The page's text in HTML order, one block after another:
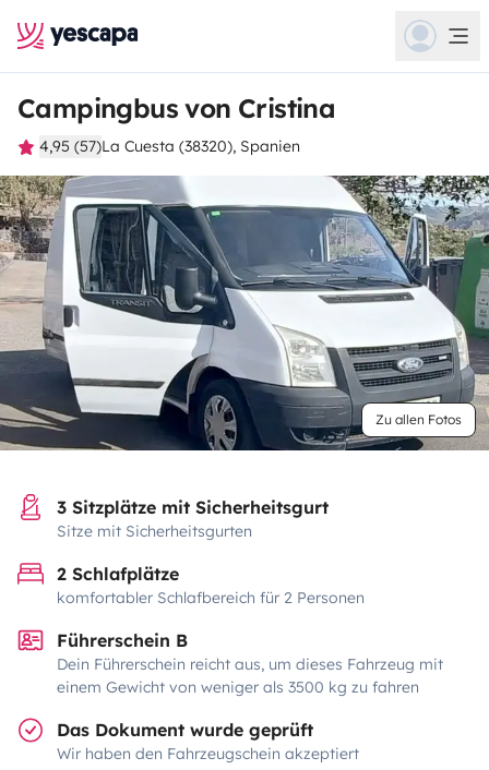
Campingbus von Cristina
4,95 (57)La Cuesta (38320), Spanien
Zu allen Fotos
3 Sitzplätze mit Sicherheitsgurt
Sitze mit Sicherheitsgurten
2 Schlafplätze
komfortabler Schlafbereich für 2 Personen
Führerschein B
Dein Führerschein reicht aus, um dieses Fahrzeug mit
einem Gewicht von weniger als 3500 kg zu fahren
Das Dokument wurde geprüft
Wir haben den Fahrzeugschein akzeptiert